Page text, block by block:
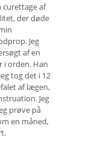
curettage af
der døde
Jeg
af en
i orden. Han
tog det i 12
af lægen,
Jeg
prøve på
en måned,